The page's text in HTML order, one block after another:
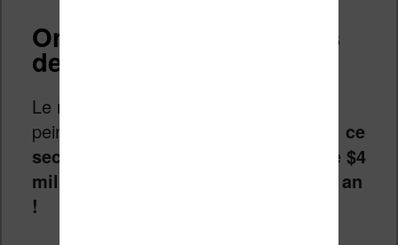
On lit de moins en moins
de fiction
Le recul vient surtout de la
peine à recruter plus de lecteurs. Ainsi, ce
secteur reste en baisse avec plus de $4
milliards de ventes en moins sur un an
!